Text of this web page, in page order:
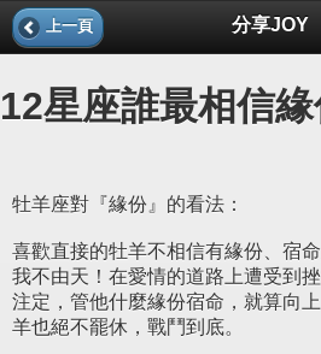
上一頁 分享JOY
12星座誰最相信
牡羊座對『緣份』的看法：
喜歡直接的牡羊不相信有緣份、宿
我不由天！在愛情的道路上遭受到
注定，管他什麼緣份宿命，就算向
羊也絕不罷休，戰鬥到底。